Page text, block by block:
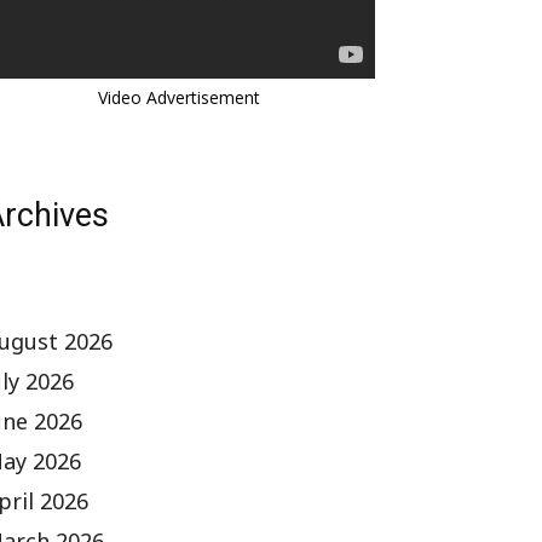
Video Advertisement
2026
2026
2026
2026
2026